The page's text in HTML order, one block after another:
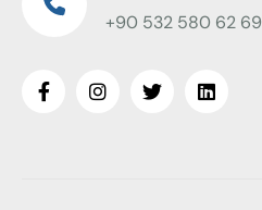
+90 532 580 62 69